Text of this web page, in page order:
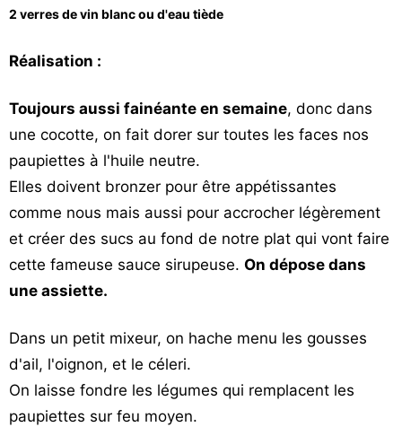
2 verres de vin blanc ou d'eau tiède
Réalisation :
Toujours aussi fainéante en semaine, donc dans
une cocotte, on fait dorer sur toutes les faces nos
paupiettes à l'huile neutre.
Elles doivent bronzer pour être appétissantes
comme nous mais aussi pour accrocher légèrement
et créer des sucs au fond de notre plat qui vont faire
cette fameuse sauce sirupeuse. On dépose dans
une assiette.
Dans un petit mixeur, on hache menu les gousses
d'ail, l'oignon, et le céleri.
On laisse fondre les légumes qui remplacent les
paupiettes sur feu moyen.